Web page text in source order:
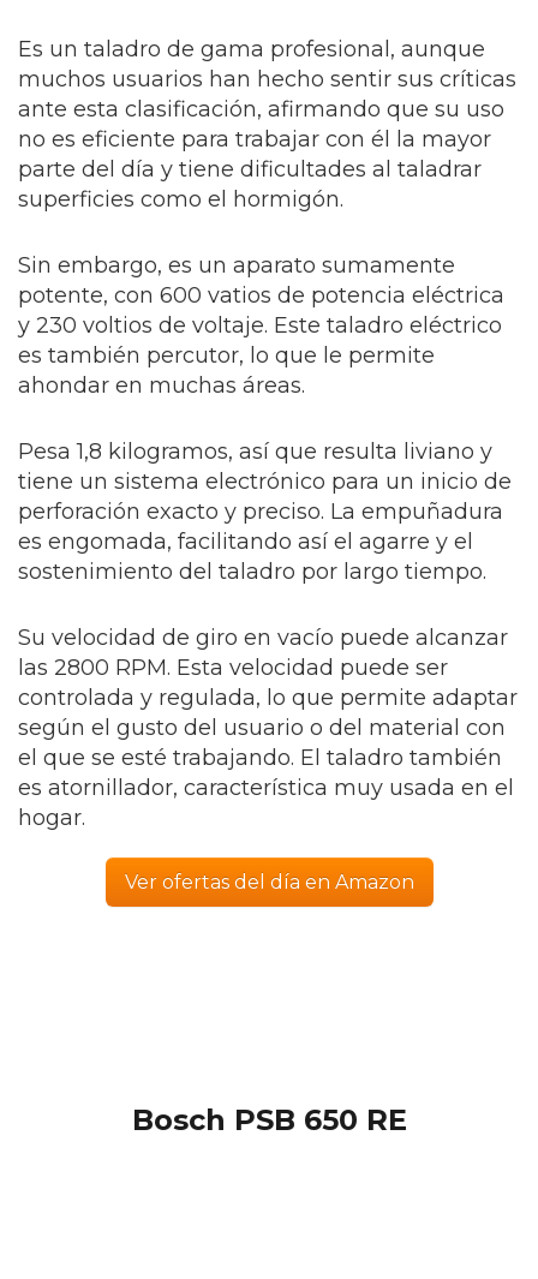
Es un taladro de gama profesional, aunque
muchos usuarios han hecho sentir sus críticas
ante esta clasificación, afirmando que su uso
no es eficiente para trabajar con él la mayor
parte del día y tiene dificultades al taladrar
superficies como el hormigón.
Sin embargo, es un aparato sumamente
potente, con 600 vatios de potencia eléctrica
y 230 voltios de voltaje. Este taladro eléctrico
es también percutor, lo que le permite
ahondar en muchas áreas.
Pesa 1,8 kilogramos, así que resulta liviano y
tiene un sistema electrónico para un inicio de
perforación exacto y preciso. La empuñadura
es engomada, facilitando así el agarre y el
sostenimiento del taladro por largo tiempo.
Su velocidad de giro en vacío puede alcanzar
las 2800 RPM. Esta velocidad puede ser
controlada y regulada, lo que permite adaptar
según el gusto del usuario o del material con
el que se esté trabajando. El taladro también
es atornillador, característica muy usada en el
hogar.
Ver ofertas del día en Amazon
Bosch PSB 650 RE